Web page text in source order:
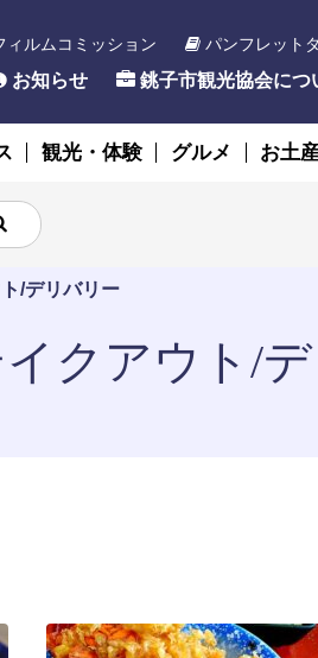
ィルムコミッション パンフレット
お知らせ 銚子市観光協会につ
観光・体験 グルメ お土
/デリバリー
クアウト/